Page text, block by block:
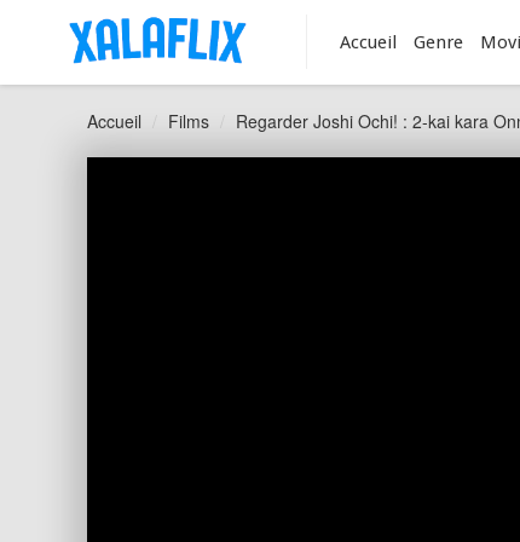
Accueil Genre
Accueil Films Regarder Joshi Ochi! : 2-kai kara